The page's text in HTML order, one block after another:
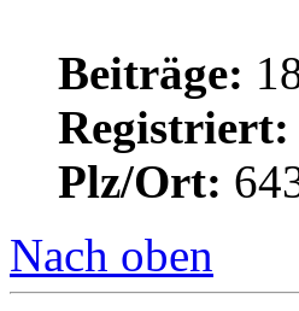
Beiträge:
Registriert:
Plz/Ort:
Nach oben